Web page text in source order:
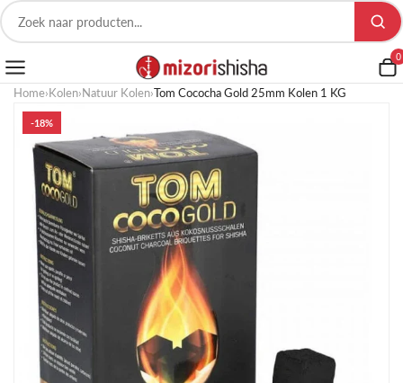
0
Home›Kolen›Natuur Kolen›Tom Cococha Gold 25mm Kolen 1 KG
-18%